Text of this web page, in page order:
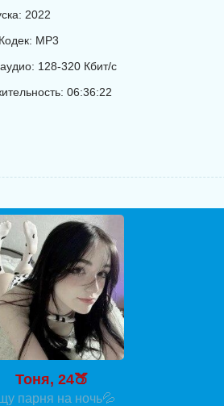
2022
MP3
128-320 Кбит/с
06:36:22
Тоня, 24🍑
парня на ночь💦